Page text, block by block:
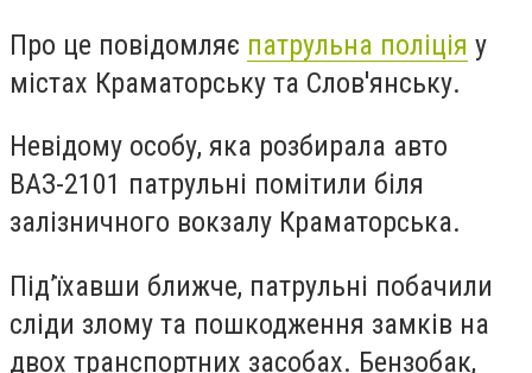
Про це повідомляє патрульна поліція у
містах Краматорську та Слов'янську.
Невідому особу, яка розбирала авто
ВАЗ-2101 патрульні помітили біля
залізничного вокзалу Краматорська.
Під’їхавши ближче, патрульні побачили
сліди злому та пошкодження замків на
двох транспортних засобах. Бензобак,